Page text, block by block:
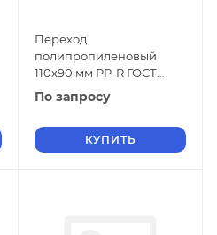
Переход
полипропиленовый
110х90 мм PP-R ГОСТ
32415-2013
По запросу
КУПИТЬ